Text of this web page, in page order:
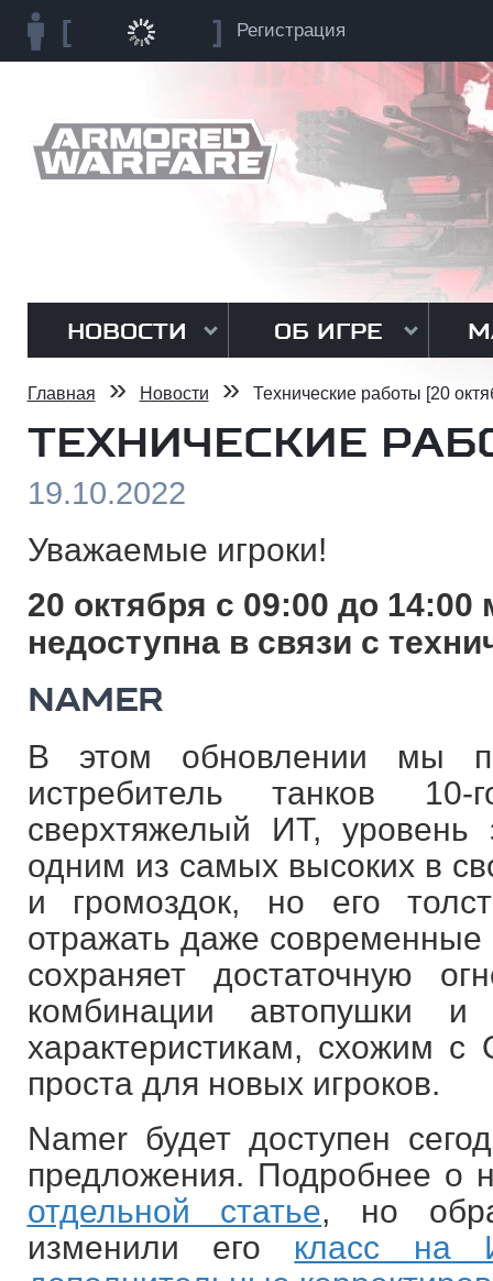
Регистрация
НОВОСТИ ОБ ИГРЕ
Главная » Новости » Технические работы [20
ТЕХНИЧЕСКИЕ
19.10.2022
Уважаемые игроки!
20 октября с 09:00 до 14:00
недоступна в связи с
NAMER
В этом обновлении мы
истребитель танков
сверхтяжелый ИТ, уровень
одним из самых высоких в
и громоздок, но его
отражать даже
сохраняет достаточную
комбинации автопушки
характеристикам, схожим
проста для новых игроков.
Namer будет доступен
предложения. Подробнее о
отдельной статье, но
изменили его класс на